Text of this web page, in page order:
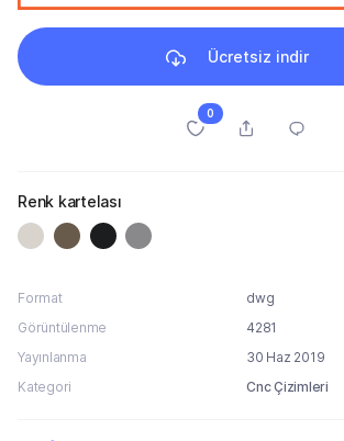
Ücretsiz indir
0
Renk kartelası
Format
dwg
Görüntülenme
4281
Yayınlanma
30 Haz 2019
Kategori
Cnc Çizimleri